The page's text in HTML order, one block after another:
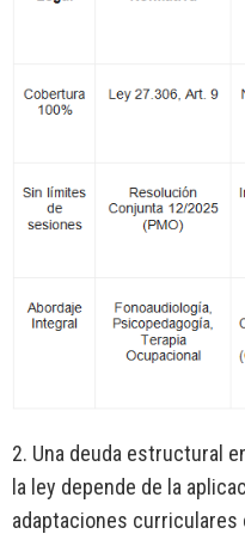
2. Una deuda estructural
la ley depende de la
adaptaciones